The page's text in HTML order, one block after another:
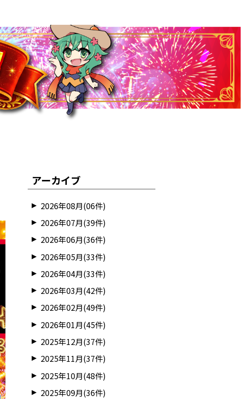
アーカイブ
2026年08月(06件)
2026年07月(39件)
2026年06月(36件)
2026年05月(33件)
2026年04月(33件)
2026年03月(42件)
2026年02月(49件)
2026年01月(45件)
2025年12月(37件)
2025年11月(37件)
2025年10月(48件)
2025年09月(36件)